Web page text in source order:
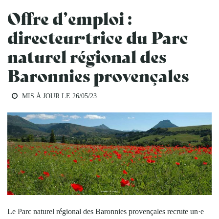
Offre d’emploi :
directeur·trice du Parc
naturel régional des
Baronnies provençales
MIS À JOUR LE 26/05/23
Le Parc naturel régional des Baronnies provençales recrute un·e